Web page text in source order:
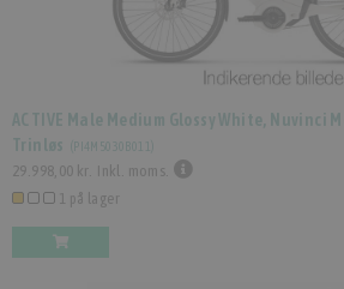
ACTIVE Male Medium Glossy White, Nuvinci
Trinløs (PI4M5030B011
29.998,00 kr.
Inkl. moms.
1 på lager